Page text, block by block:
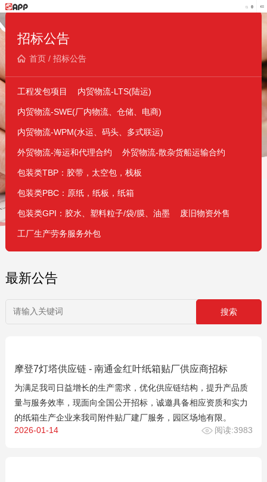
招标公告
首页/ 招标公告
工程发包项目 内贸物流-LTS(陆运)
内贸物流-SWE(厂内物流、仓储、电商)
内贸物流-WPM(水运、码头、多式联运)
外贸物流-海运和代理合约 外贸物流-散杂货船运输合约
包装类TBP：胶带，太空包，栈板
包装类PBC：原纸，纸板，纸箱
包装类GPI：胶水、塑料粒子/袋/膜、油墨 废旧物资外售
工厂生产劳务服务外包
最新公告
摩登7灯塔供应链 - 南通金红叶纸箱贴厂供应商招标
为满足我司日益增长的生产需求，优化供应链结构，提升产品质
量与服务效率，现面向全国公开招标，诚邀具备相应资质和实力
的纸箱生产企业来我司附件贴厂建厂服务，园区场地有限。
2026-01-14
阅读:3983